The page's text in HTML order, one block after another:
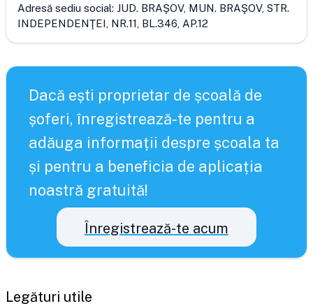
Adresă sediu social: JUD. BRAŞOV, MUN. BRAŞOV, STR.
INDEPENDENŢEI, NR.11, BL.346, AP.12
Dacă ești proprietar de școală de
șoferi, înregistrează-te pentru a
adăuga informații despre școala ta
și pentru a beneficia de aplicația
noastră gratuită!
Înregistrează-te acum
Legături utile